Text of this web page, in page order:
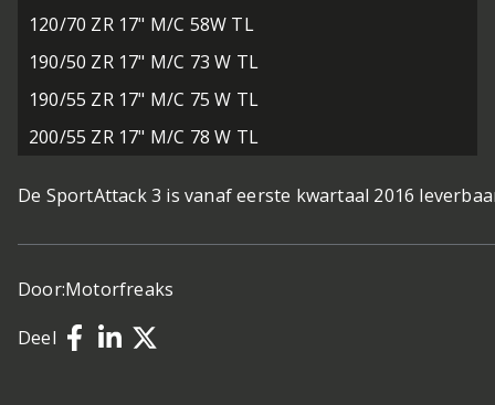
120/70 ZR 17" M/C 58W TL
190/50 ZR 17" M/C 73 W TL
190/55 ZR 17" M/C 75 W TL
200/55 ZR 17" M/C 78 W TL
De SportAttack 3 is vanaf eerste kwartaal 2016
Door:Motorfreaks
Deel